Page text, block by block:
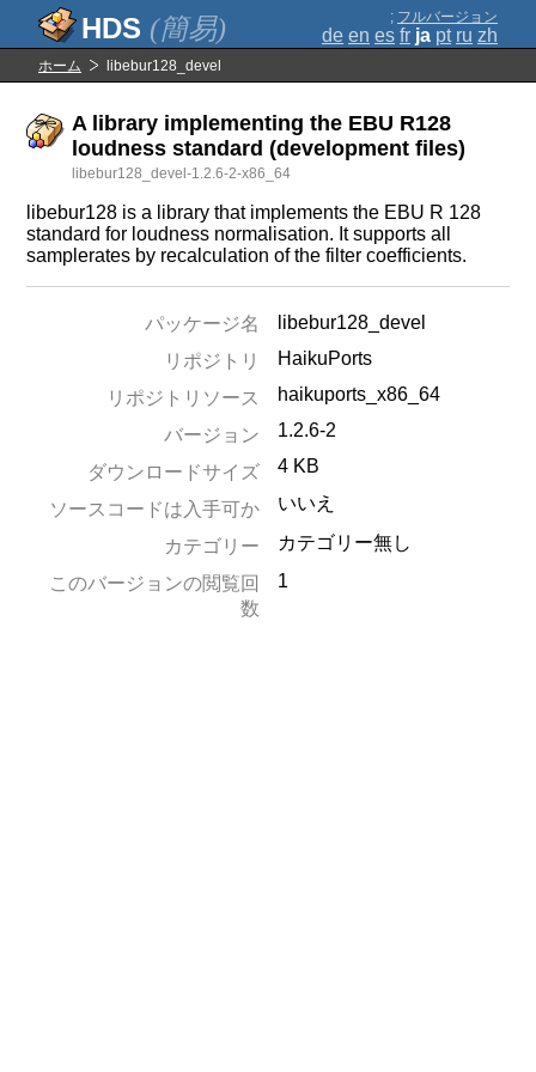
(簡易) ; フルバージョン
de en es fr ja pt ru zh
ホーム libebur128_devel
A library implementing the EBU R128
loudness standard (development files)
libebur128_devel-1.2.6-2-x86_64
libebur128 is a library that implements the EBU R 128
standard for loudness normalisation. It supports all
samplerates by recalculation of the filter coefficients.
パッケージ名
libebur128_devel
リポジトリ
HaikuPorts
リポジトリソース
haikuports_x86_64
バージョン
1.2.6-2
ダウンロードサイズ 4 KB
ソースコードは入手可か いいえ
カテゴリー
カテゴリー無し
このバージョンの閲覧回
数
1